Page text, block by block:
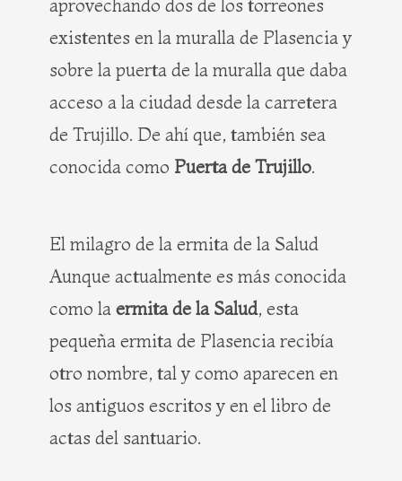
aprovechando dos de los torreones
existentes en la muralla de Plasencia y
sobre la puerta de la muralla que daba
acceso a la ciudad desde la carretera
de Trujillo. De ahí que, también sea
conocida como Puerta de Trujillo.
El milagro de la ermita de la Salud
Aunque actualmente es más conocida
como la ermita de la Salud, esta
pequeña ermita de Plasencia recibía
otro nombre, tal y como aparecen en
los antiguos escritos y en el libro de
actas del santuario.